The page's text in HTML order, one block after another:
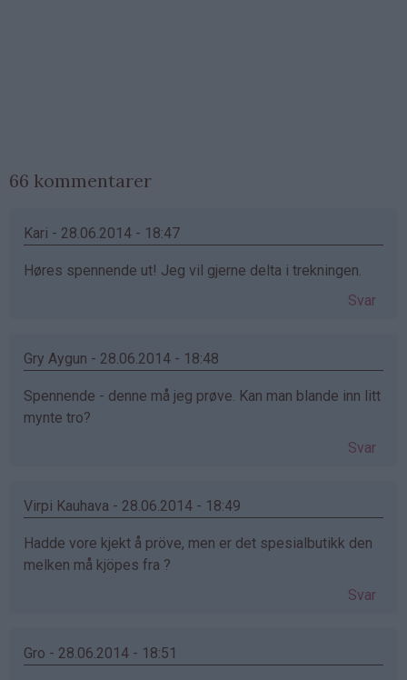
66 kommentarer
Kari - 28.06.2014 - 18:47
Høres spennende ut! Jeg vil gjerne delta i trekningen.
Svar
Gry Aygun - 28.06.2014 - 18:48
Spennende - denne må jeg prøve. Kan man blande inn litt
mynte tro?
Svar
Virpi Kauhava - 28.06.2014 - 18:49
Hadde vore kjekt å pröve, men er det spesialbutikk den
melken må kjöpes fra ?
Svar
Gro - 28.06.2014 - 18:51